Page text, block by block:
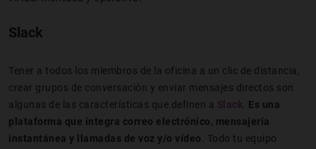
Slack
Tener a todos los miembros de la oficina a un clic de distancia,
crear grupos de conversación y enviar mensajes directos son
algunas de las características que definen a Slack. Es una
plataforma que integra correo electrónico, mensajería
instantánea y llamadas de voz y/o vídeo. Todo tu equipo